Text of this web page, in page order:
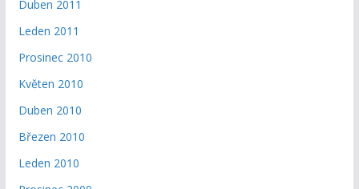
Duben 2011
Leden 2011
Prosinec 2010
Květen 2010
Duben 2010
Březen 2010
Leden 2010